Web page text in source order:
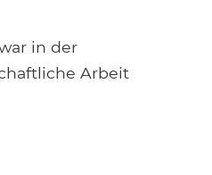
in der
Arbeit